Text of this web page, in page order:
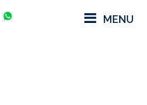
MENU